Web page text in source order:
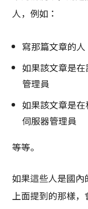
人，例如：
寫那篇文章的人
如果該文章是
管理員
如果該文章是
伺服器管理員
等等。
如果這些人是國
上面提到的那樣，